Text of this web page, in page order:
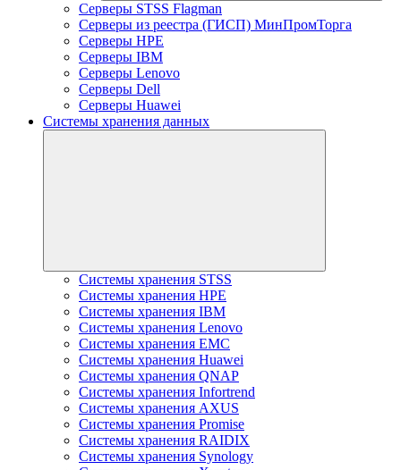
Серверы STSS Flagman
Серверы из реестра (ГИСП) МинПромТорга
Серверы HPE
Серверы IBM
Серверы Lenovo
Серверы Dell
Серверы Huawei
Системы хранения данных
Системы хранения STSS
Системы хранения HPE
Системы хранения IBM
Системы хранения Lenovo
Системы хранения EMC
Системы хранения Huawei
Системы хранения QNAP
Системы хранения Infortrend
Системы хранения AXUS
Системы хранения Promise
Системы хранения RAIDIX
Системы хранения Synology